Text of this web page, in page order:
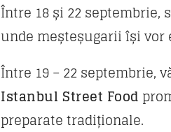
Între 18 și 22
unde meșteșugarii își
Între 19 – 22 septembrie,
Istanbul Street Food
preparate tradiționale.